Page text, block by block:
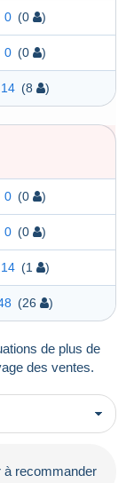
0 (0 )
0 (0 )
14 (8 )
0 (0 )
0 (0 )
14 (1 )
(26 )
de plus de
des ventes.
à recommander